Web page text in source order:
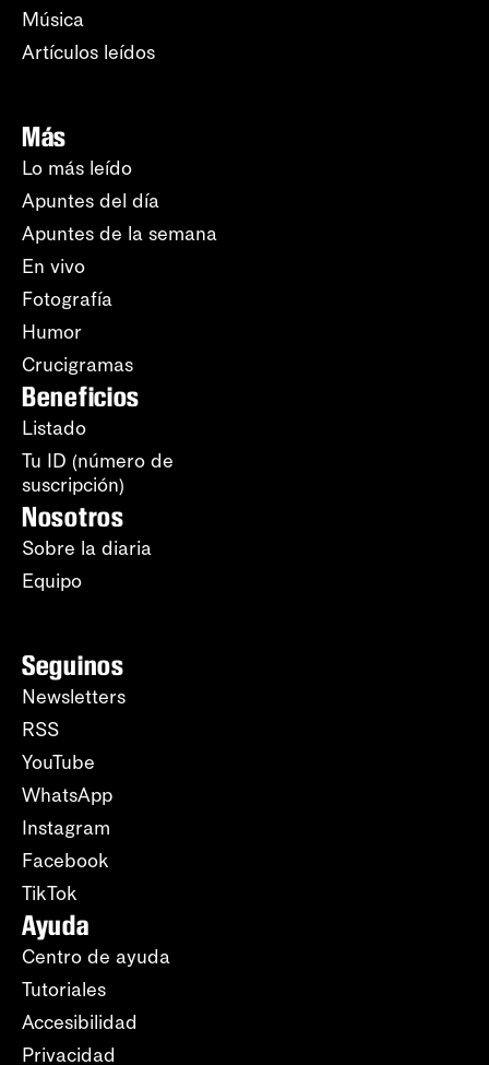
Música
Artículos leídos
Más
Lo más leído
Apuntes del día
Apuntes de la semana
En vivo
Fotografía
Humor
Crucigramas
Beneficios
Listado
Tu ID (número de
suscripción)
Nosotros
Sobre la diaria
Equipo
Seguinos
Newsletters
RSS
YouTube
WhatsApp
Instagram
Facebook
TikTok
Ayuda
Centro de ayuda
Tutoriales
Accesibilidad
Privacidad